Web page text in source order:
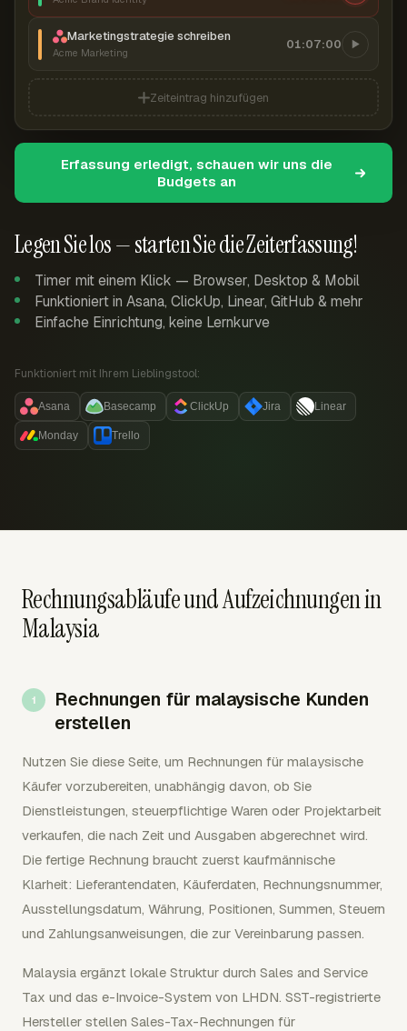
Legen Sie los — starten Sie die Zeiterfassung!
Timer mit einem Klick — Browser, Desktop & Mobil
Funktioniert in Asana, ClickUp, Linear, GitHub & mehr
Einfache Einrichtung, keine Lernkurve
Funktioniert mit Ihrem Lieblingstool:
Asana Basecamp ClickUp Jira Linear
Monday Trello
Marketingstrategie schreiben
Acme Marketing
01:07:00
Zeiteintrag hinzufügen
Erfassung erledigt, schauen wir uns die
Budgets an
Rechnungsabläufe und Aufzeichnungen in
Malaysia
Rechnungen für malaysische Kunden
erstellen
Nutzen Sie diese Seite, um Rechnungen für malaysische
Käufer vorzubereiten, unabhängig davon, ob Sie
Dienstleistungen, steuerpflichtige Waren oder Projektarbeit
verkaufen, die nach Zeit und Ausgaben abgerechnet wird.
Die fertige Rechnung braucht zuerst kaufmännische
Klarheit: Lieferantendaten, Käuferdaten, Rechnungsnummer,
Ausstellungsdatum, Währung, Positionen, Summen, Steuern
und Zahlungsanweisungen, die zur Vereinbarung passen.
Malaysia ergänzt lokale Struktur durch Sales and Service
Tax und das e-Invoice-System von LHDN. SST-registrierte
Hersteller stellen Sales-Tax-Rechnungen für